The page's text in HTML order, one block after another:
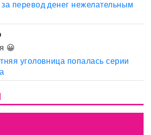
перевод денег нежелательным
😀
уголовница попалась серии